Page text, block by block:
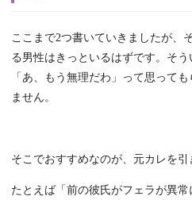
ここまで2つ書いていきましたが、
る男性はきっといるはずです。そ
「あ、もう無理だわ」って思って
ません。
そこでおすすめなのが、元カレを引
たとえば「前の彼氏がフェラが異